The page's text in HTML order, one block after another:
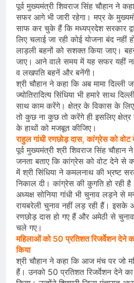
पूर्व मुख्यमंत्री शिवराज सिंह चौहान ने
सफर आगे भी जारी रहेगा। मप्र के
साफ कर चुके हैं कि मध्यप्रदेश सरकार
लिए चलाई जा रही कोई योजना बंद नहीं
लाड़ली बहनों को सशक्त किया जाए।
जाए। आने वाले समय में यह सफर यहीं
व लखपति बहनें और बनेंगी।
श्री चौहान ने कहा कि अब मामा दिल्ली
ज्योतिरादित्य सिंधिया भी हमारे साथ
साथ काम करेंगे। क्षेत्र के विकास के
तो कुछ ना कुछ तो करेंगे ही इसलिए
के हाथों को मजबूत कीजिए।
राहुल गांधी रणछोड़ दास, कांग्रेस को
पूर्व मुख्यमंत्री श्री शिवराज सिंह
जनता बताए कि कांग्रेस को वोट देने से
में श्री सिंधिया ने कमलनाथ की भ्रष्ट
निकाल दी। कांग्रेस की कुगति हो रही
अध्यक्ष सोनिया गांधी भी चुनाव लड़ने से
रायबरेली चुनाव नहीं लड़ रही हैं। इसके
रणछोड़ दास हो गए हैं और अमेठी से
चले गए।
महिलाओं को 50 प्रतिशत रिजर्वेशन देने
किया
श्री चौहान ने कहा कि आज मंच पर जो
हैं। उनको 50 प्रतिशत रिजर्वेशन देने का